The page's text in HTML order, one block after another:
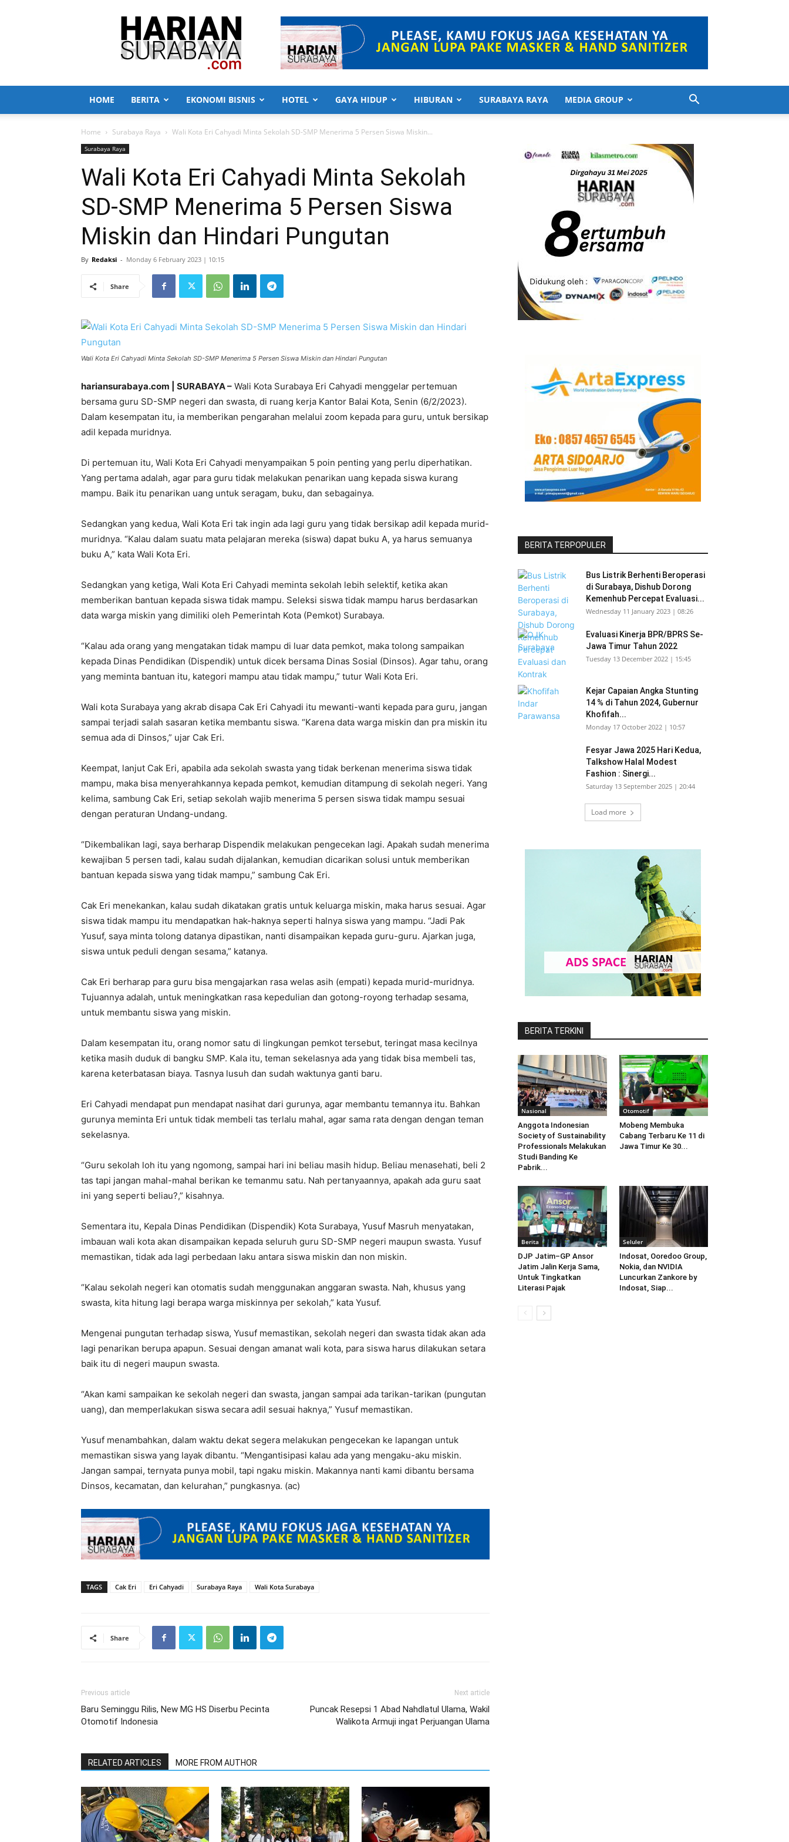
Harian
Surabaya
HOME BERITA EKONOMI BISNIS HOTEL GAYA HIDUP HIBURAN SURABAYA RAYA MEDIA GROUP
Home Surabaya Raya Wali Kota Eri Cahyadi Minta Sekolah SD-SMP Menerima 5 Persen Siswa Miskin...
Surabaya Raya
Wali Kota Eri Cahyadi Minta Sekolah
SD-SMP Menerima 5 Persen Siswa
Miskin dan Hindari Pungutan
By Redaksi - Monday 6 February 2023 | 10:15
Share
Wali Kota Eri Cahyadi Minta Sekolah SD-SMP Menerima 5 Persen Siswa Miskin dan Hindari Pungutan
hariansurabaya.com | SURABAYA – Wali Kota Surabaya Eri Cahyadi menggelar pertemuan
bersama guru SD-SMP negeri dan swasta, di ruang kerja Kantor Balai Kota, Senin (6/2/2023).
Dalam kesempatan itu, ia memberikan pengarahan melalui zoom kepada para guru, untuk bersikap
adil kepada muridnya.
Di pertemuan itu, Wali Kota Eri Cahyadi menyampaikan 5 poin penting yang perlu diperhatikan.
Yang pertama adalah, agar para guru tidak melakukan penarikan uang kepada siswa kurang
mampu. Baik itu penarikan uang untuk seragam, buku, dan sebagainya.
Sedangkan yang kedua, Wali Kota Eri tak ingin ada lagi guru yang tidak bersikap adil kepada murid-
muridnya. “Kalau dalam suatu mata pelajaran mereka (siswa) dapat buku A, ya harus semuanya
buku A,” kata Wali Kota Eri.
Sedangkan yang ketiga, Wali Kota Eri Cahyadi meminta sekolah lebih selektif, ketika akan
memberikan bantuan kepada siswa tidak mampu. Seleksi siswa tidak mampu harus berdasarkan
data warga miskin yang dimiliki oleh Pemerintah Kota (Pemkot) Surabaya.
“Kalau ada orang yang mengatakan tidak mampu di luar data pemkot, maka tolong sampaikan
kepada Dinas Pendidikan (Dispendik) untuk dicek bersama Dinas Sosial (Dinsos). Agar tahu, orang
yang meminta bantuan itu, kategori mampu atau tidak mampu,” tutur Wali Kota Eri.
Wali kota Surabaya yang akrab disapa Cak Eri Cahyadi itu mewanti-wanti kepada para guru, jangan
sampai terjadi salah sasaran ketika membantu siswa. “Karena data warga miskin dan pra miskin itu
semua ada di Dinsos,” ujar Cak Eri.
Keempat, lanjut Cak Eri, apabila ada sekolah swasta yang tidak berkenan menerima siswa tidak
mampu, maka bisa menyerahkannya kepada pemkot, kemudian ditampung di sekolah negeri. Yang
kelima, sambung Cak Eri, setiap sekolah wajib menerima 5 persen siswa tidak mampu sesuai
dengan peraturan Undang-undang.
“Dikembalikan lagi, saya berharap Dispendik melakukan pengecekan lagi. Apakah sudah menerima
kewajiban 5 persen tadi, kalau sudah dijalankan, kemudian dicarikan solusi untuk memberikan
bantuan kepada siswa yang tidak mampu,” sambung Cak Eri.
Cak Eri menekankan, kalau sudah dikatakan gratis untuk keluarga miskin, maka harus sesuai. Agar
siswa tidak mampu itu mendapatkan hak-haknya seperti halnya siswa yang mampu. “Jadi Pak
Yusuf, saya minta tolong datanya dipastikan, nanti disampaikan kepada guru-guru. Ajarkan juga,
siswa untuk peduli dengan sesama,” katanya.
Cak Eri berharap para guru bisa mengajarkan rasa welas asih (empati) kepada murid-muridnya.
Tujuannya adalah, untuk meningkatkan rasa kepedulian dan gotong-royong terhadap sesama,
untuk membantu siswa yang miskin.
Dalam kesempatan itu, orang nomor satu di lingkungan pemkot tersebut, teringat masa kecilnya
ketika masih duduk di bangku SMP. Kala itu, teman sekelasnya ada yang tidak bisa membeli tas,
karena keterbatasan biaya. Tasnya lusuh dan sudah waktunya ganti baru.
Eri Cahyadi mendapat pun mendapat nasihat dari gurunya, agar membantu temannya itu. Bahkan
gurunya meminta Eri untuk tidak membeli tas terlalu mahal, agar sama rata dengan dengan teman
sekelasnya.
“Guru sekolah loh itu yang ngomong, sampai hari ini beliau masih hidup. Beliau menasehati, beli 2
tas tapi jangan mahal-mahal berikan ke temanmu satu. Nah pertanyaannya, apakah ada guru saat
ini yang seperti beliau?,” kisahnya.
Sementara itu, Kepala Dinas Pendidikan (Dispendik) Kota Surabaya, Yusuf Masruh menyatakan,
imbauan wali kota akan disampaikan kepada seluruh guru SD-SMP negeri maupun swasta. Yusuf
memastikan, tidak ada lagi perbedaan laku antara siswa miskin dan non miskin.
“Kalau sekolah negeri kan otomatis sudah menggunakan anggaran swasta. Nah, khusus yang
swasta, kita hitung lagi berapa warga miskinnya per sekolah,” kata Yusuf.
Mengenai pungutan terhadap siswa, Yusuf memastikan, sekolah negeri dan swasta tidak akan ada
lagi penarikan berupa apapun. Sesuai dengan amanat wali kota, para siswa harus dilakukan setara
baik itu di negeri maupun swasta.
“Akan kami sampaikan ke sekolah negeri dan swasta, jangan sampai ada tarikan-tarikan (pungutan
uang), dan memperlakukan siswa secara adil sesuai haknya,” Yusuf memastikan.
Yusuf menambahkan, dalam waktu dekat segera melakukan pengecekan ke lapangan untuk
memastikan siswa yang layak dibantu. “Mengantisipasi kalau ada yang mengaku-aku miskin.
Jangan sampai, ternyata punya mobil, tapi ngaku miskin. Makannya nanti kami dibantu bersama
Dinsos, kecamatan, dan kelurahan,” pungkasnya. (ac)
TAGS Cak Eri Eri Cahyadi Surabaya Raya Wali Kota Surabaya
Share
Previous article
Baru Seminggu Rilis, New MG HS Diserbu Pecinta
Otomotif Indonesia
Next article
Puncak Resepsi 1 Abad Nahdlatul Ulama, Wakil
Walikota Armuji ingat Perjuangan Ulama
RELATED ARTICLES MORE FROM AUTHOR
BERITA TERPOPULER
Bus Listrik Berhenti Beroperasi
di Surabaya, Dishub Dorong
Kemenhub Percepat Evaluasi...
Wednesday 11 January 2023 | 08:26
Evaluasi Kinerja BPR/BPRS Se-
Jawa Timur Tahun 2022
Tuesday 13 December 2022 | 15:45
Kejar Capaian Angka Stunting
14 % di Tahun 2024, Gubernur
Khofifah...
Monday 17 October 2022 | 10:57
Fesyar Jawa 2025 Hari Kedua,
Talkshow Halal Modest
Fashion : Sinergi...
Saturday 13 September 2025 | 20:44
Load more
BERITA TERKINI
Nasional
Anggota Indonesian
Society of Sustainability
Professionals Melakukan
Studi Banding Ke
Pabrik...
Otomotif
Mobeng Membuka
Cabang Terbaru Ke 11 di
Jawa Timur Ke 30...
Berita
DJP Jatim–GP Ansor
Jatim Jalin Kerja Sama,
Untuk Tingkatkan
Literasi Pajak
Seluler
Indosat, Ooredoo Group,
Nokia, dan NVIDIA
Luncurkan Zankore by
Indosat, Siap...